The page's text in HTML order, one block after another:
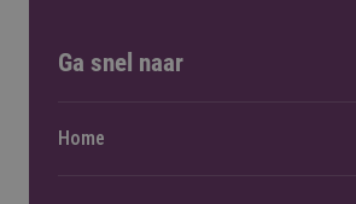
Ga snel naar
Home